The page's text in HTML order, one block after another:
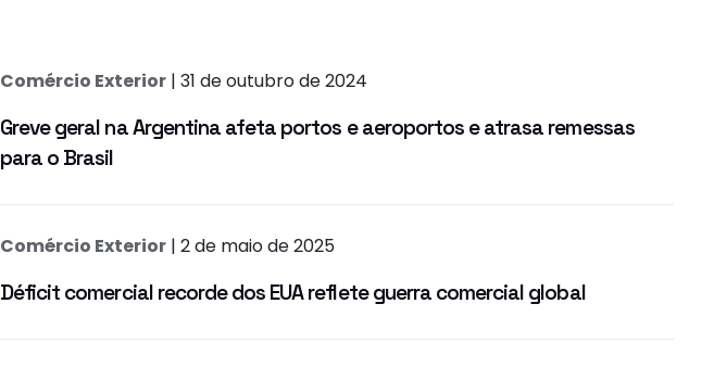
Comércio Exterior | 31 de outubro de 2024
Greve geral na Argentina afeta portos e aeroportos e atrasa remessas
para o Brasil
Comércio Exterior | 2 de maio de 2025
Déficit comercial recorde dos EUA reflete guerra comercial global